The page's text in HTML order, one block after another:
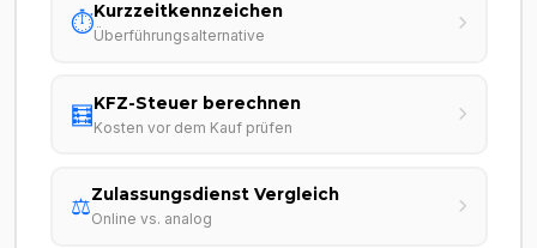
⏱️Kurzzeitkennzeichen
Überführungsalternative
🧮KFZ-Steuer berechnen
Kosten vor dem Kauf prüfen
⚖️Zulassungsdienst Vergleich
Online vs. analog